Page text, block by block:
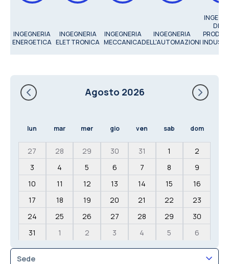
INGEGNERIA
ENERGETICA
INGEGNERIA
ELETTRONICA
INGEGNERIA
MECCANICA
INGEGNERIA
DELL'AUTOMAZIONE
Agosto 2026
lun mar mer gio ven sab dom
27 28 29 30 31 1
2
3
4 5 6 7 8
9
10
11 12 13 14 15
16
17
18 19 20 21 22
23
24
25 26 27 28 29
30
31
1 2 3 4 5 6
Sede